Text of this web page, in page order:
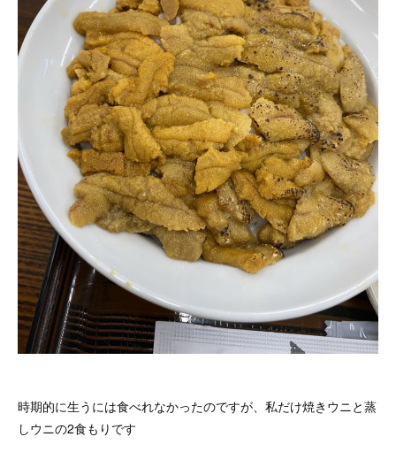
時期的に生うには食べれなかったのですが、私だけ焼きウニと蒸
しウニの2食もりです